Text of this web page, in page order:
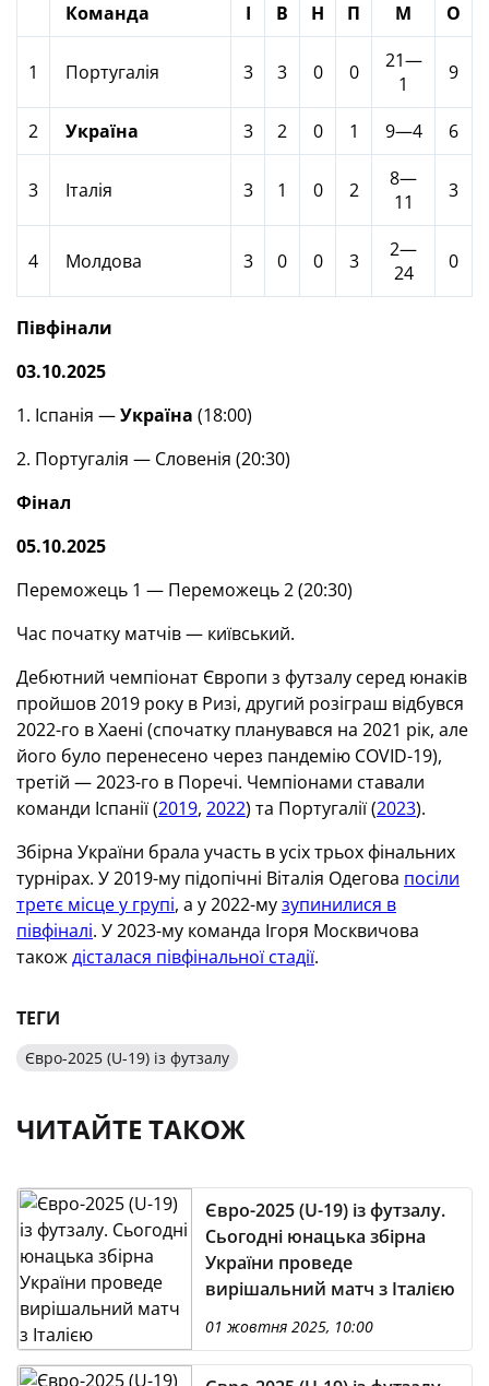
Команда
І В Н П М О
1 Португалія 3 3 0 0
21—
1
9
2 Україна 3 2 0 1 9—4 6
3 Італія 3 1 0 2
8—
11
3
4 Молдова 3 0 0 3
2—
24
0
Півфінали
03.10.2025
1. Іспанія —Україна (18:00)
2. Португалія — Словенія (20:30)
Фінал
05.10.2025
Переможець 1 — Переможець 2 (20:30)
Час початку матчів — київський.
Дебютний чемпіонат Європи з футзалу серед юнаків
пройшов 2019 року в Ризі, другий розіграш відбувся
2022-го в Хаені (спочатку планувався на 2021 рік, але
його було перенесено через пандемію COVID-19),
третій — 2023-го в Поречі. Чемпіонами ставали
команди Іспанії (2019, 2022) та Португалії (2023).
Збірна України брала участь в усіх трьох фінальних
турнірах. У 2019-му підопічні Віталія Одегова посіли
третє місце у групі, а у 2022-музупинилися в
півфіналі. У 2023-му команда Ігоря Москвичова
такождісталася півфінальної стадії.
ТЕГИ
Євро-2025 (U-19) із футзалу
ЧИТАЙТЕ ТАКОЖ
Євро-2025 (U-19) із футзалу.
Сьогодні юнацька збірна
України проведе
вирішальний матч з Італією
01 жовтня 2025, 10:00